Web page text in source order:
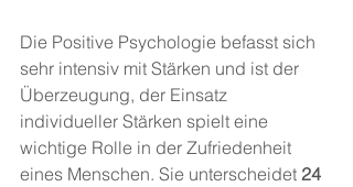
Die Positive Psychologie befasst sich
sehr intensiv mit Stärken und ist der
Überzeugung, der Einsatz
individueller Stärken spielt eine
wichtige Rolle in der Zufriedenheit
eines Menschen. Sie unterscheidet 24